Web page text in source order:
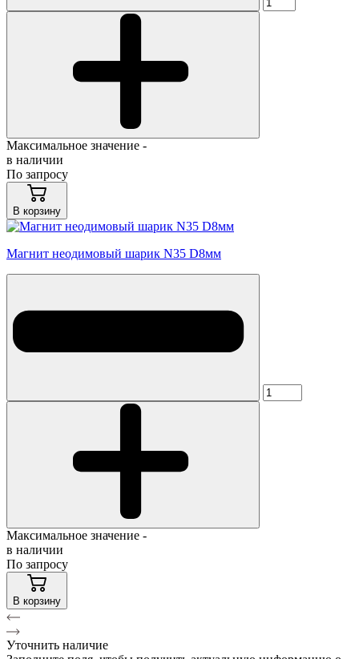
Максимальное значение -
в наличии
По запросу
В корзину
Магнит неодимовый шарик N35 D8мм
Максимальное значение -
в наличии
По запросу
В корзину
Уточнить наличие